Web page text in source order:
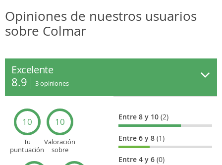
Opiniones de nuestros usuarios
sobre Colmar
Excelente
8.9 3opiniones
10
Tu
puntuación
10
Valoración
sobre
Entre 8 y 10(2)
Entre 6 y 8(1)
Entre 4 y 6(0)